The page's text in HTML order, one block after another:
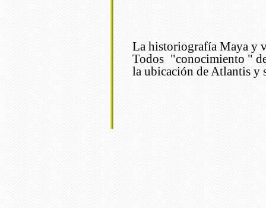
La historiografía Maya y
Todos "conocimiento "
la ubicación de Atlantis y